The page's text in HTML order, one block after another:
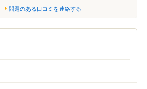
問題のある口コミを連絡する